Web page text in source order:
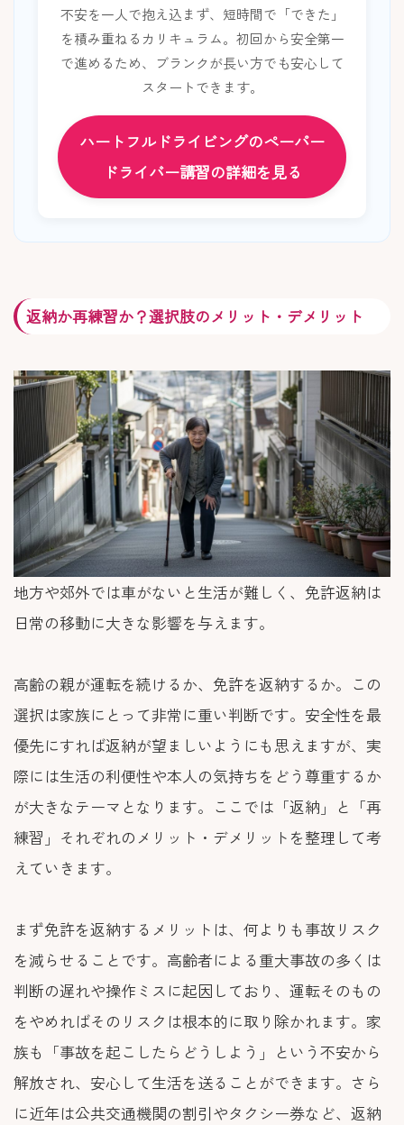
不安を一人で抱え込まず、短時間で「できた」
を積み重ねるカリキュラム。初回から安全第一
で進めるため、ブランクが長い方でも安心して
スタートできます。
ハートフルドライビングのペーパー
ドライバー講習の詳細を見る
返納か再練習か？選択肢のメリット・デメリット
地方や郊外では車がないと生活が難しく、免許返納は
日常の移動に大きな影響を与えます。
高齢の親が運転を続けるか、免許を返納するか。この
選択は家族にとって非常に重い判断です。安全性を最
優先にすれば返納が望ましいようにも思えますが、実
際には生活の利便性や本人の気持ちをどう尊重するか
が大きなテーマとなります。ここでは「返納」と「再
練習」それぞれのメリット・デメリットを整理して考
えていきます。
まず免許を返納するメリットは、何よりも事故リスク
を減らせることです。高齢者による重大事故の多くは
判断の遅れや操作ミスに起因しており、運転そのもの
をやめればそのリスクは根本的に取り除かれます。家
族も「事故を起こしたらどうしよう」という不安から
解放され、安心して生活を送ることができます。さら
に近年は公共交通機関の割引やタクシー券など、返納